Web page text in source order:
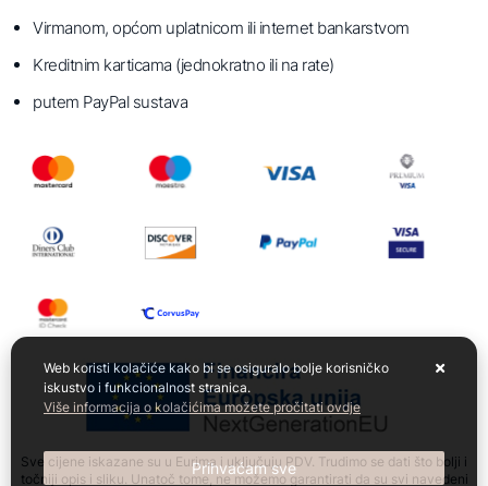
Virmanom, općom uplatnicom ili internet bankarstvom
Kreditnim karticama (jednokratno ili na rate)
putem PayPal sustava
Sve cijene iskazane su u Eurima i uključuju PDV. Trudimo se dati što bolji i
točniji opis i sliku. Unatoč tome, ne možemo garantirati da su svi navedeni
Web koristi kolačiće kako bi se osiguralo bolje korisničko
iskustvo i funkcionalnost stranica.
Više informacija o kolačićima možete pročitati ovdje
Prihvaćam sve